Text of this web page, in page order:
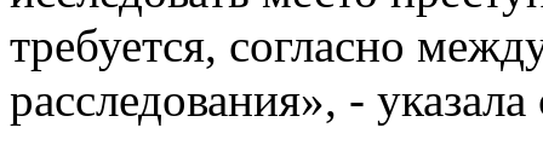
требуется, согласно
расследования», -